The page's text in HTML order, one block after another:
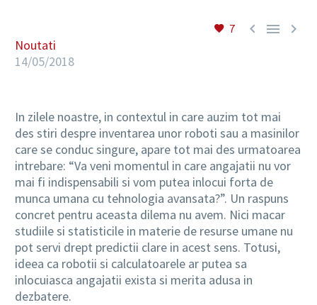
7   
Noutati
14/05/2018
In zilele noastre, in contextul in care auzim tot mai
des stiri despre inventarea unor roboti sau a masinilor
care se conduc singure, apare tot mai des urmatoarea
intrebare: “Va veni momentul in care angajatii nu vor
mai fi indispensabili si vom putea inlocui forta de
munca umana cu tehnologia avansata?”. Un raspuns
concret pentru aceasta dilema nu avem. Nici macar
studiile si statisticile in materie de resurse umane nu
pot servi drept predictii clare in acest sens. Totusi,
ideea ca robotii si calculatoarele ar putea sa
inlocuiasca angajatii exista si merita adusa in
dezbatere.